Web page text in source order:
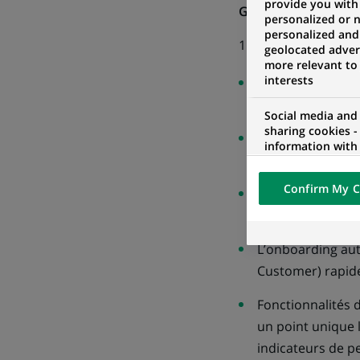
Guillaume Massis,
1POINT6 fournit
Fonctionnalités
Fonctionnalités
paiement,
Fonctionnalités
L’onboarding
Customer)
Fonctionnalités
un point unique
indicateurs de
provide you with
personalized or
personalized and
geolocated
more relevant
interests
Social media
sharing cookies
information with
networks and
visualization on
of the content
external website.
Confirm My